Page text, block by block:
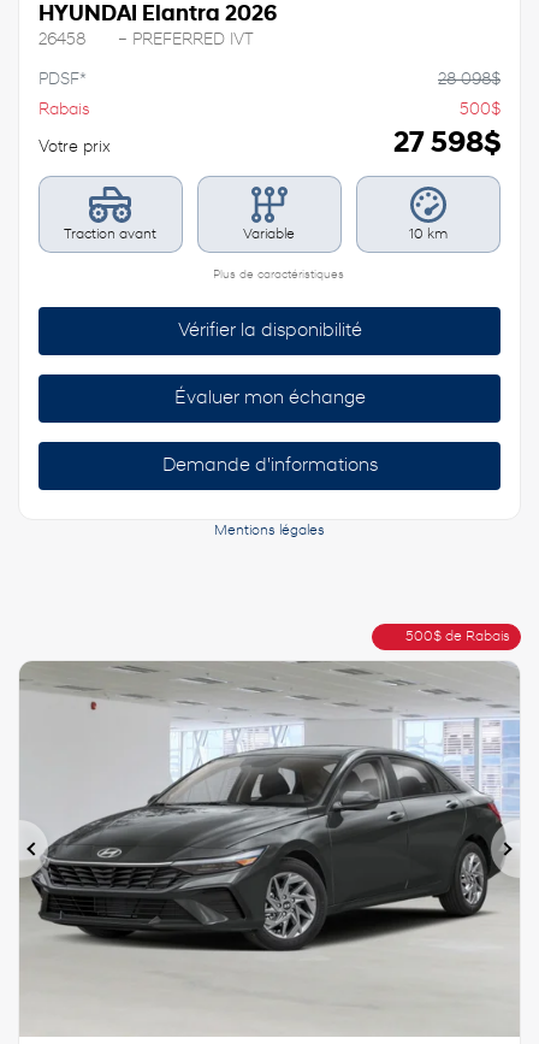
HYUNDAI Elantra 2026
26458 – PREFERRED IVT
PDSF* 28 098$
Rabais
500$
Votre prix 27 598$
Traction avant Variable 10 km
Plus de caractéristiques
Vérifier la disponibilité
Évaluer mon échange
Demande d'informations
Mentions légales
500$ de Rabais
Précédent